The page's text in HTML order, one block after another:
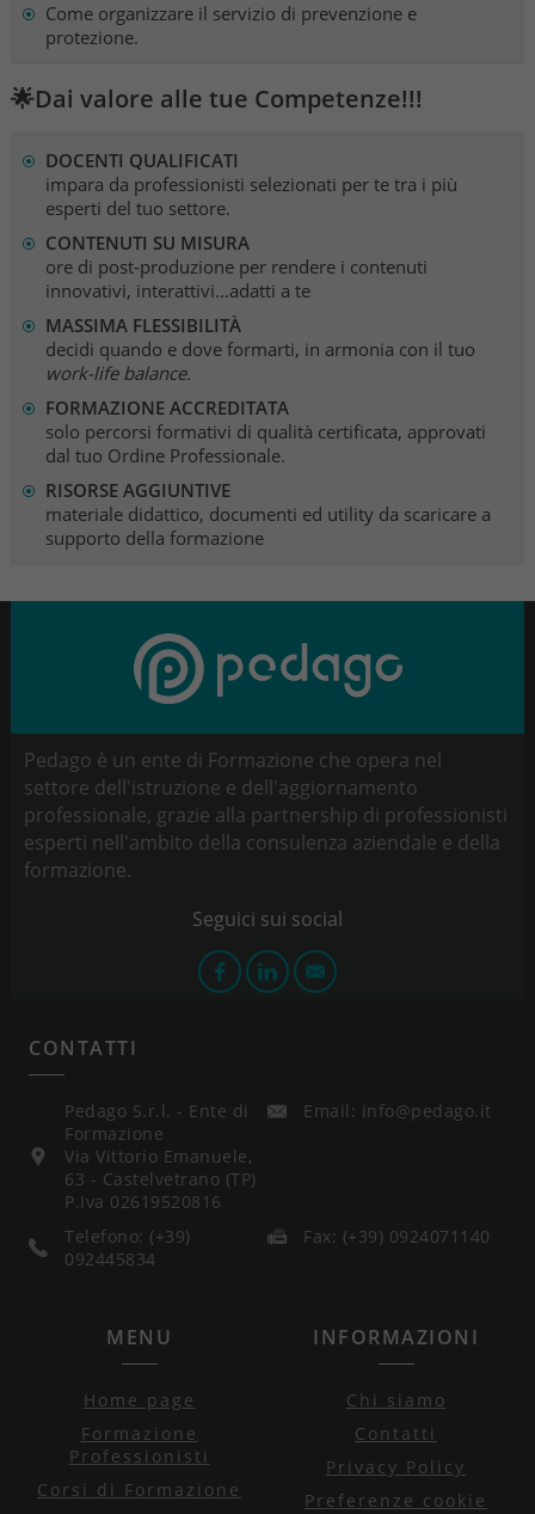
Come organizzare il servizio di prevenzione e
protezione.
🌟Dai valore alle tue Competenze!!!
DOCENTI QUALIFICATI
impara da professionisti selezionati per te tra i più
esperti del tuo settore.
CONTENUTI SU MISURA
ore di post-produzione per rendere i contenuti
innovativi, interattivi...adatti a te
MASSIMA FLESSIBILITÀ
decidi quando e dove formarti, in armonia con il tuo
work-life balance.
FORMAZIONE ACCREDITATA
solo percorsi formativi di qualità certificata, approvati
dal tuo Ordine Professionale.
RISORSE AGGIUNTIVE
materiale didattico, documenti ed utility da scaricare a
supporto della formazione
Pedago è un ente di Formazione che opera nel
settore dell'istruzione e dell'aggiornamento
professionale, grazie alla partnership di professionisti
esperti nell'ambito della consulenza aziendale e della
formazione.
CONTATTI
Pedago S.r.l. - Ente di
Formazione
Via Vittorio Emanuele,
63 - Castelvetrano (TP)
P.Iva 02619520816
Email: info@pedago.it
Telefono: (+39)
092445834
Fax: (+39) 0924071140
MENU
Home page
Formazione
Professionisti
Corsi di Formazione
INFORMAZIONI
Chi siamo
Contatti
Privacy Policy
Preferenze cookie